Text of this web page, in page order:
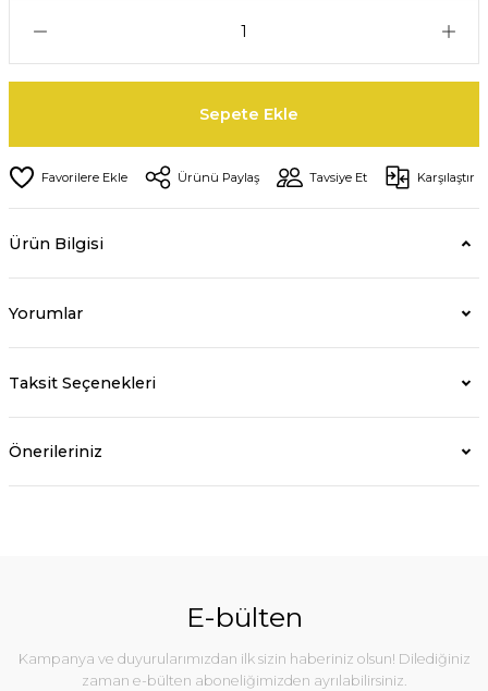
Sepete Ekle
Ürünü Paylaş Tavsiye Et Karşılaştır
Ürün Bilgisi
Yorumlar
Taksit Seçenekleri
Önerileriniz
E-bülten
Kampanya ve duyurularımızdan ilk sizin haberiniz olsun! Dilediğiniz
zaman e-bülten aboneliğimizden ayrılabilirsiniz.